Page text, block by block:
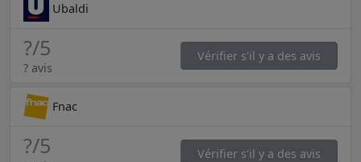
Ubaldi
?/5
? avis
Vérifier s'il y a des avis
Fnac
?/5 Vérifier s'il y a des avis